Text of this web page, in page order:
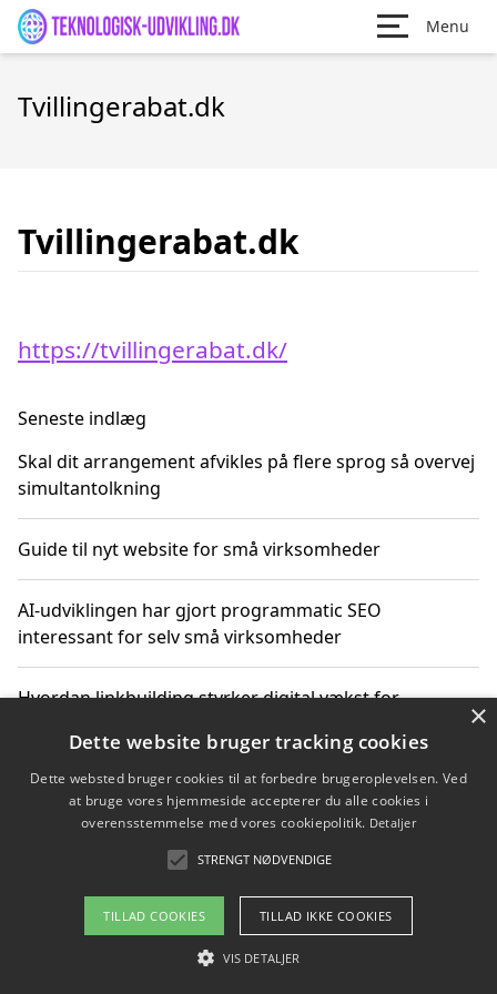
Menu
Tvillingerabat.dk
Tvillingerabat.dk
https://tvillingerabat.dk/
Seneste indlæg
Skal dit arrangement afvikles på flere sprog så overvej
simultantolkning
Guide til nyt website for små virksomheder
AI-udviklingen har gjort programmatic SEO
interessant for selv små virksomheder
Hvordan linkbuilding styrker digital vækst for
Sådan har udviklingen inden for genbrug af elektronik
ændret sig
Copyright 2026 - Pilanto Aps
Om / kontakt
×
Dette website bruger tracking cookies
Dette websted bruger cookies til at forbedre brugeroplevelsen. Ved
at bruge vores hjemmeside accepterer du alle cookies i
overensstemmelse med vores cookiepolitik. Detaljer
STRENGT NØDVENDIGE
TILLAD COOKIES TILLAD IKKE COOKIES
VIS DETALJER